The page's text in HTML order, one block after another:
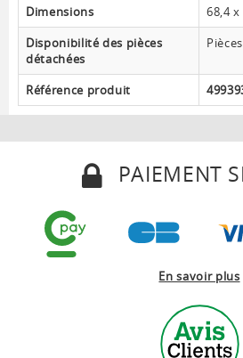
Dimensions
68,4 x
Disponibilité des pièces
détachées
Référence produit
PAIEMENT
En savoir plus